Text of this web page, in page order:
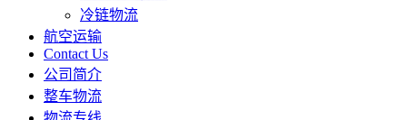
冷链物流
航空运输
Contact Us
公司简介
整车物流